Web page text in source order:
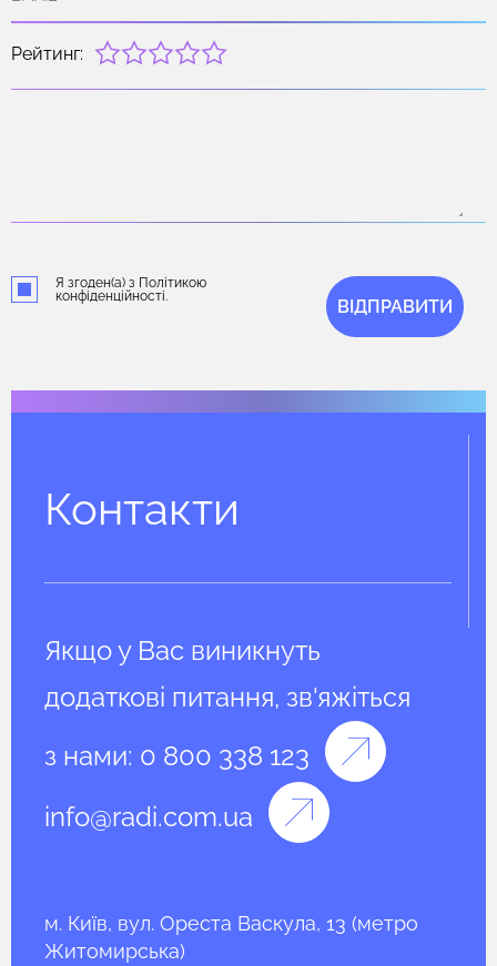
Рейтинг:
Я згоден(а) з Політикою
конфіденційності.
ВІДПРАВИТИ
Контакти
Якщо у Вас виникнуть
додаткові питання, зв'яжіться
з нами: 0 800 338 123
info@radi.com.ua
м. Київ, вул. Ореста Васкула, 13 (метро
Житомирська)